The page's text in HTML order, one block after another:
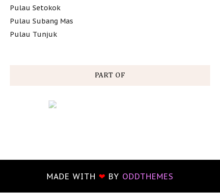
Pulau Setokok
Pulau Subang Mas
Pulau Tunjuk
PART OF
MADE WITH ❤ BY ODDTHEMES